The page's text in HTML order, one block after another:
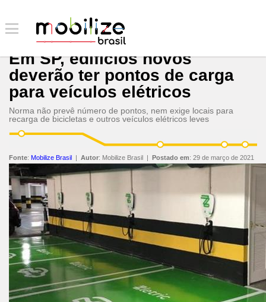
Em SP, edifícios novos
deverão ter pontos de carga
para veículos elétricos
Norma não prevê número de pontos, nem exige locais para
recarga de bicicletas e outros veículos elétricos leves
Fonte: Mobilize Brasil | Autor: Mobilize Brasil | Postado em: 29 de março de 2021